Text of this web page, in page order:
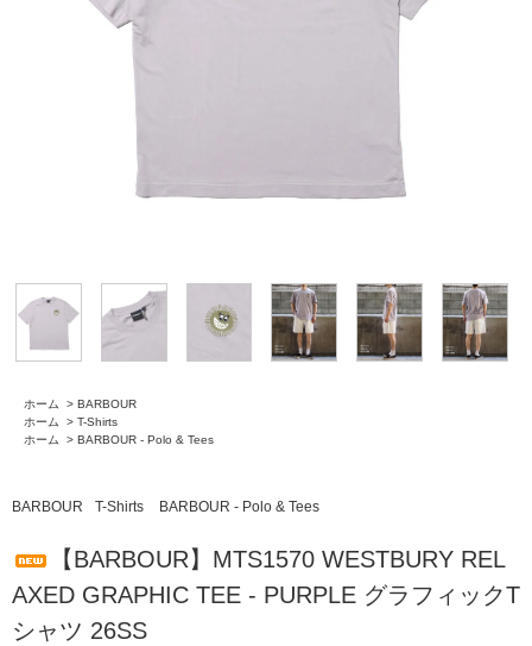
ホーム > BARBOUR
ホーム
> T-Shirts
ホーム
> BARBOUR - Polo & Tees
BARBOUR T-Shirts BARBOUR - Polo & Tees
【BARBOUR】MTS1570 WESTBURY REL
AXED GRAPHIC TEE - PURPLE グラフィックT
シャツ 26SS